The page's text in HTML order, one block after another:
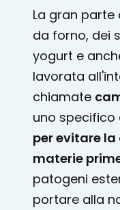
La gran
da forno, dei
yogurt e
lavorata
chiamate
uno specifico
per evitare
materie
patogeni
portare alla